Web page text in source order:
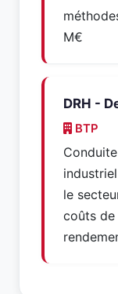
M€
DRH -
BTP
le
coûts